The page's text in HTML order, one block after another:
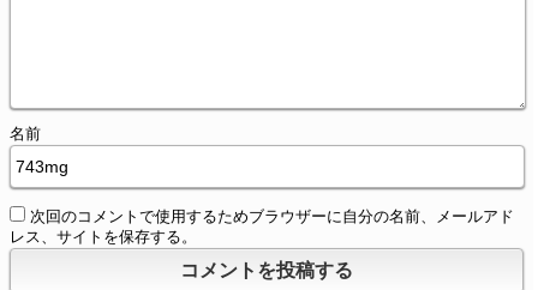
名前
次回のコメントで使用するためブラウザーに自分の名前、メールアド
レス、サイトを保存する。